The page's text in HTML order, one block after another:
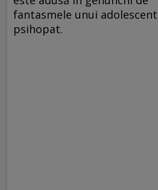
fantasmele unui adolescent
psihopat.